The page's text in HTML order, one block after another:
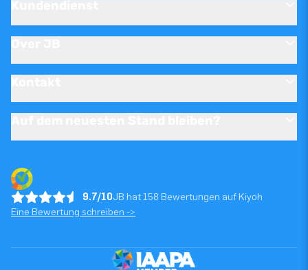
9.7/10JB hat 158 Bewertungen auf Kiyoh
Eine Bewertung schreiben ->